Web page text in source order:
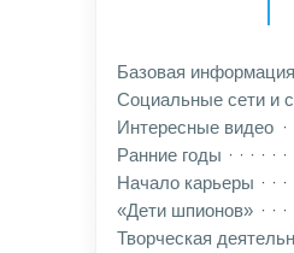
Базовая
Социальные сети и
Интересные видео
Ранние годы
Начало карьеры
«Дети шпионов»
Творческая